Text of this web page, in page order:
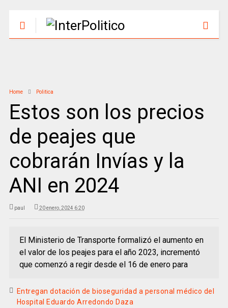
Home Politica
Estos son los precios
de peajes que
cobrarán Invías y la
ANI en 2024
paul 20 enero, 2024 6:20
El Ministerio de Transporte formalizó el aumento en
el valor de los peajes para el año 2023, incrementó
que comenzó a regir desde el 16 de enero para
Entregan dotación de bioseguridad a personal médico del
Hospital Eduardo Arredondo Daza